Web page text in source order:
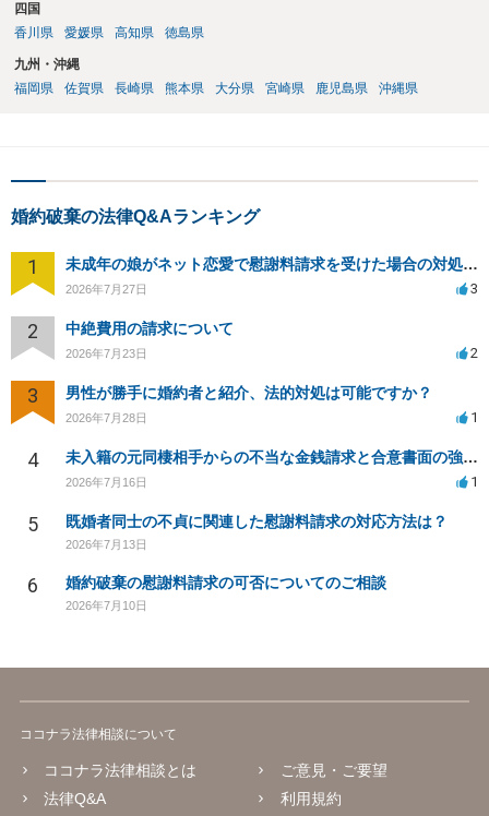
四国
香川県
愛媛県 高知県 徳島県
九州・沖縄
福岡県
佐賀県 長崎県 熊本県 大分県 宮崎県 鹿児島県 沖縄県
婚約破棄の法律Q&Aランキング
1 未成年の娘がネット恋愛で慰謝料請求を受けた場合の対処法は？
2026年7月27日 3
2 中絶費用の請求について
2026年7月23日 2
3 男性が勝手に婚約者と紹介、法的対処は可能ですか？
2026年7月28日 1
4 未入籍の元同棲相手からの不当な金銭請求と合意書面の強要について
2026年7月16日 1
5 既婚者同士の不貞に関連した慰謝料請求の対応方法は？
2026年7月13日
6 婚約破棄の慰謝料請求の可否についてのご相談
2026年7月10日
ココナラ法律相談について
ココナラ法律相談とは
法律Q&A
ご意見・ご要望
利用規約